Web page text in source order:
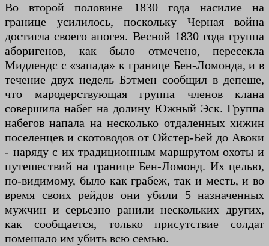
Во второй половине 1830 года насилие на
границе усилилось, поскольку Черная война
достигла своего апогея. Весной 1830 года группа
аборигенов, как было отмечено, пересекла
Мидлендс с «запада» к границе Бен-Ломонда, и в
течение двух недель Бэтмен сообщил в депеше,
что мародерствующая группа членов клана
совершила набег на долину Южный Эск. Группа
набегов напала на несколько отдаленных хижин
поселенцев и скотоводов от Ойстер-Бей до Авоки
- наряду с их традиционным маршрутом охоты и
путешествий на границе Бен-Ломонд. Их целью,
по-видимому, было как грабеж, так и месть, и во
время своих рейдов они убили 5 назначенных
мужчин и серьезно ранили нескольких других,
как сообщается, только присутствие солдат
помешало им убить всю семью.